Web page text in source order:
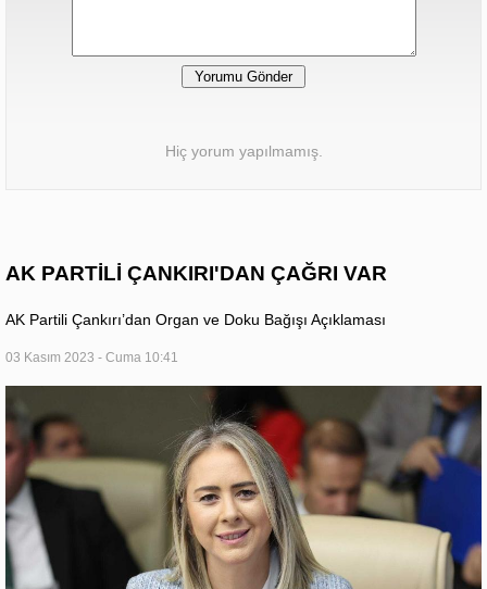
Hiç yorum yapılmamış.
AK PARTİLİ ÇANKIRI'DAN ÇAĞRI VAR
AK Partili Çankırı’dan Organ ve Doku Bağışı Açıklaması
03 Kasım 2023 - Cuma 10:41